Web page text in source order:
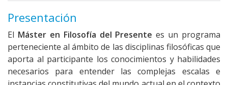
Presentación
El Máster en Filosofía del Presente es un programa
perteneciente al ámbito de las disciplinas filosóficas que
aporta al participante los conocimientos y habilidades
necesarios para entender las complejas escalas e